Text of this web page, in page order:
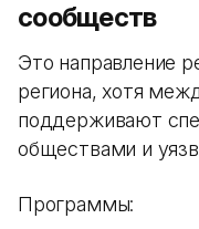
сообществ
Это направление
региона, хотя
поддерживают
обществами и
Программы: